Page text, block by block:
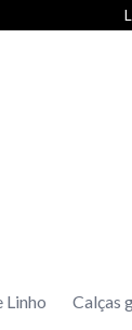
Linho Calças